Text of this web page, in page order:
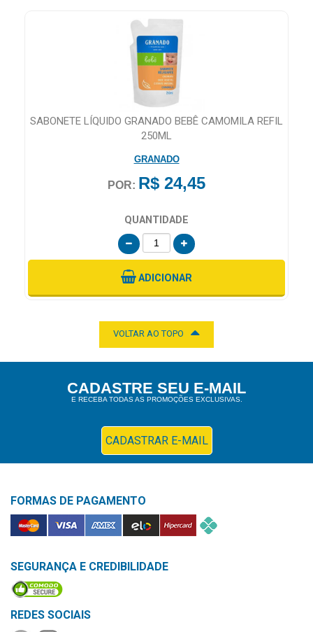
SABONETE LÍQUIDO GRANADO BEBÊ CAMOMILA REFIL
250ML
GRANADO
POR: R$ 24,45
QUANTIDADE
ADICIONAR
VOLTAR AO TOPO
CADASTRE SEU E-MAIL
E RECEBA TODAS AS PROMOÇÕES EXCLUSIVAS.
CADASTRAR E-MAIL
FORMAS DE PAGAMENTO
SEGURANÇA E CREDIBILIDADE
REDES SOCIAIS